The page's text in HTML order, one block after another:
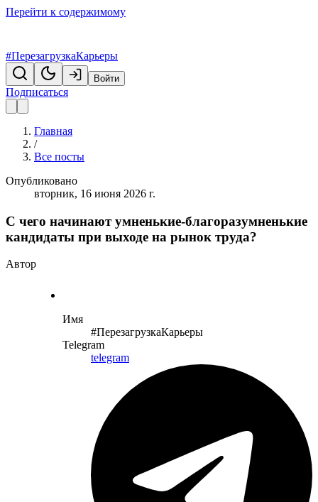
Перейти к содержимому
#ПерезагрузкаКарьеры
Войти
Подписаться
Главная
/
Все посты
Опубликовано
вторник, 16 июня 2026 г.
С чего начинают умненькие-благоразумненькие
кандидаты при выходе на рынок труда?
Автор
Имя
#ПерезагрузкаКарьеры
Telegram
telegram